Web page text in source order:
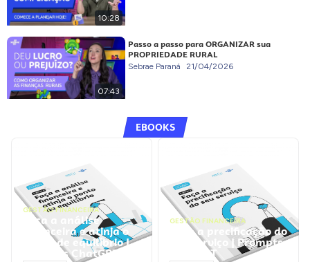
10:28
07:43
Passo a passo para ORGANIZAR sua
PROPRIEDADE RURAL
Sebrae Paraná 21/04/2026
EBOOKS
GESTÃO FINANCEIRA
Faça a análise
financeira e atinja o
ponto de equilíbrio |
Prompts ChatGPT
GESTÃO FINANCEIRA
Faça a precificação do
seu serviço | Prompts
ChatGPT